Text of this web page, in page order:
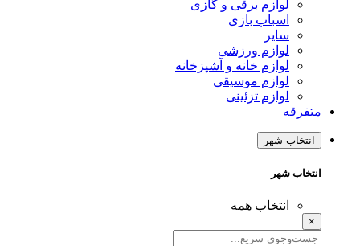
لوازم برقی و گازی
اسباب بازی
سایر
لوازم ورزشی
لوازم خانه و آشپزخانه
لوازم موسیقی
لوازم تزئینی
متفرقه
انتخاب شهر
انتخاب شهر
انتخاب همه
×